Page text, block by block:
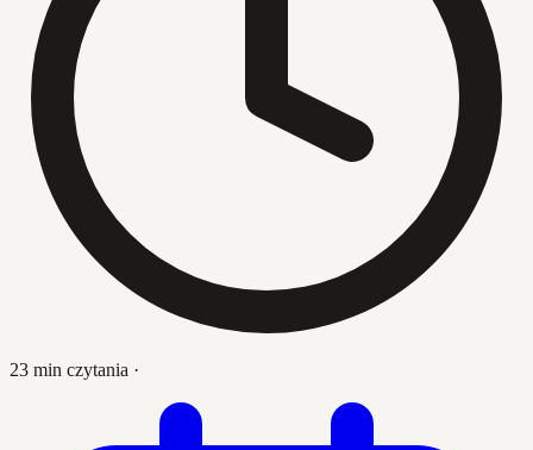
23 min czytania ·